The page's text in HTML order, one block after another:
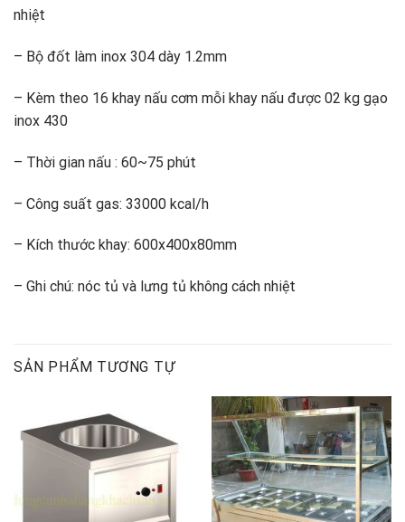
nhiệt
– Bộ đốt làm inox 304 dày 1.2mm
– Kèm theo 16 khay nấu cơm mỗi khay nấu được 02 kg gạo
inox 430
– Thời gian nấu : 60~75 phút
– Công suất gas: 33000 kcal/h
– Kích thước khay: 600x400x80mm
– Ghi chú: nóc tủ và lưng tủ không cách nhiệt
SẢN PHẨM TƯƠNG TỰ